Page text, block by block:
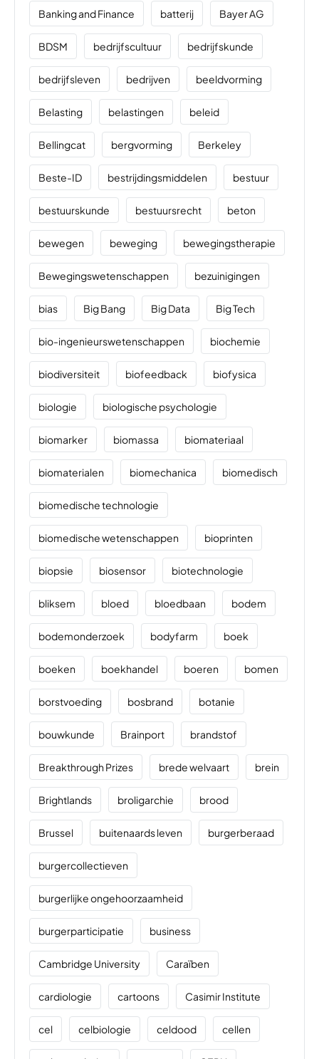
Banking and Finance batterij Bayer AG
BDSM bedrijfscultuur bedrijfskunde
bedrijfsleven bedrijven beeldvorming
Belasting belastingen beleid
Bellingcat bergvorming Berkeley
Beste-ID bestrijdingsmiddelen bestuur
bestuurskunde bestuursrecht beton
bewegen beweging bewegingstherapie
Bewegingswetenschappen bezuinigingen
bias Big Bang Big Data Big Tech
bio-ingenieurswetenschappen biochemie
biodiversiteit biofeedback biofysica
biologie biologische psychologie
biomarker biomassa biomateriaal
biomaterialen biomechanica biomedisch
biomedische technologie
biomedische wetenschappen bioprinten
biopsie biosensor biotechnologie
bliksem bloed bloedbaan bodem
bodemonderzoek bodyfarm boek
boeken boekhandel boeren bomen
borstvoeding bosbrand botanie
bouwkunde Brainport brandstof
Breakthrough Prizes brede welvaart brein
Brightlands broligarchie brood
Brussel buitenaards leven burgerberaad
burgercollectieven
burgerlijke ongehoorzaamheid
burgerparticipatie business
Cambridge University Caraïben
cardiologie cartoons Casimir Institute
cel celbiologie celdood cellen